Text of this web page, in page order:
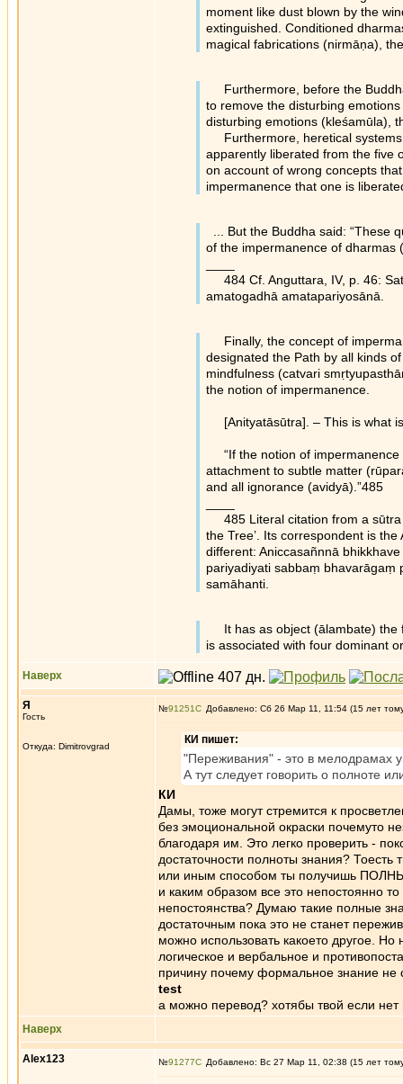
moment like dust blown by the
extinguished. Conditioned
magical fabrications (nirmāṇa),
Furthermore, before the
to remove the disturbing
disturbing emotions (kleśamūla),
Furthermore, heretical systems
apparently liberated from the five
on account of wrong concepts
impermanence that one is
... But the Buddha said: “These
of the impermanence of dharmas
484 Cf. Anguttara, IV, p. 46:
amatogadhā amatapariyosānā.
Finally, the concept of
designated the Path by all kinds
mindfulness (catvari
the notion of impermanence.
[Anityatāsūtra]. – This is what
“If the notion of impermanence
attachment to subtle matter
and all ignorance (avidyā).”485
485 Literal citation from a sūtra
the Tree’. Its correspondent is
different: Aniccasañnnā
pariyadiyati sabbaṃ bhavarāgaṃ
samāhanti.
It has as object (ālambate) the
is associated with four dominant
Наверх
Я
Гость
Откуда: Dimitrovgrad
№91251 Добавлено: Сб 26 Мар 11, 11:54 (15 лет
КИ пишет:
"Переживания" - это в мелодрамах
А тут следует говорить о полноте
КИ
Дамы, тоже могут стремится к
без эмоциональной окраски почемуто
благодаря им. Это легко проверить -
достаточности полноты знания?
или иным способом ты получишь
и каким образом все это непостоянно
непостоянства? Думаю такие полные
достаточным пока это не станет
можно использовать какоето другое.
логическое и вербальное и
причину почему формальное знание не
test
а можно перевод? хотябы твой если
Наверх
Alex123 №91277 Добавлено: Вс 27 Мар 11, 02:38 (15 лет